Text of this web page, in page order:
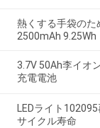
熱くする手袋のた
2500mAh 9.25Wh
3.7V 50Ah李イオ
充電電池
LEDライト
サイクル寿命